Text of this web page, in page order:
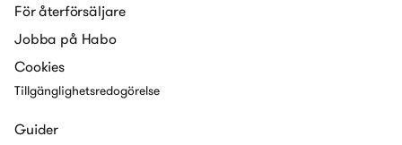
För återförsäljare
Jobba på Habo
Cookies
Tillgänglighetsredogörelse
Guider